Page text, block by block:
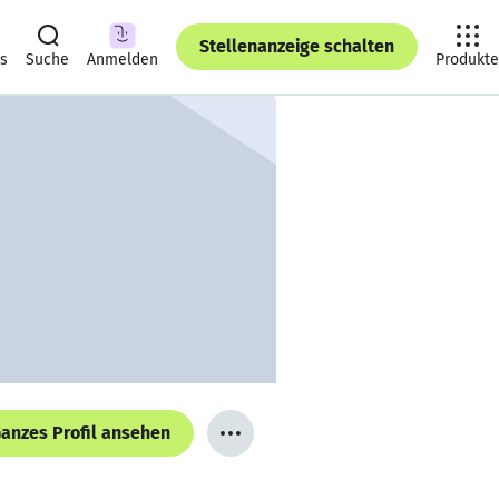
Suche Anmelden
Stellenanzeige schalten
Produkte
Profil ansehen